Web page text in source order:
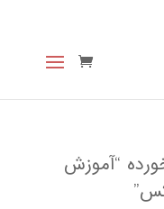
“آموزش